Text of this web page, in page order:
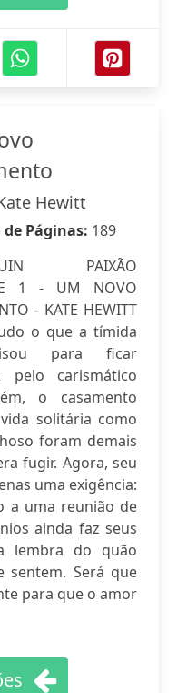
Hewitt
Páginas: 189
PAIXÃO
1 - UM NOVO
- KATE HEWITT
o que a tímida
para ficar
pelo carismático
o casamento
solitária como
foram demais
fugir. Agora, seu
uma exigência:
a uma reunião de
ainda faz seus
lembra do quão
sentem. Será que
para que o amor